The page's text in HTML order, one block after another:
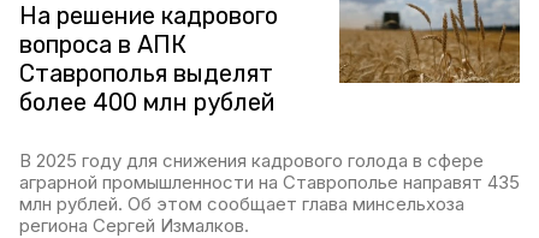
На решение кадрового
вопроса в АПК
Ставрополья выделят
более 400 млн рублей
В 2025 году для снижения кадрового голода в сфере
аграрной промышленности на Ставрополье направят 435
млн рублей. Об этом сообщает глава минсельхоза
региона Сергей Измалков.